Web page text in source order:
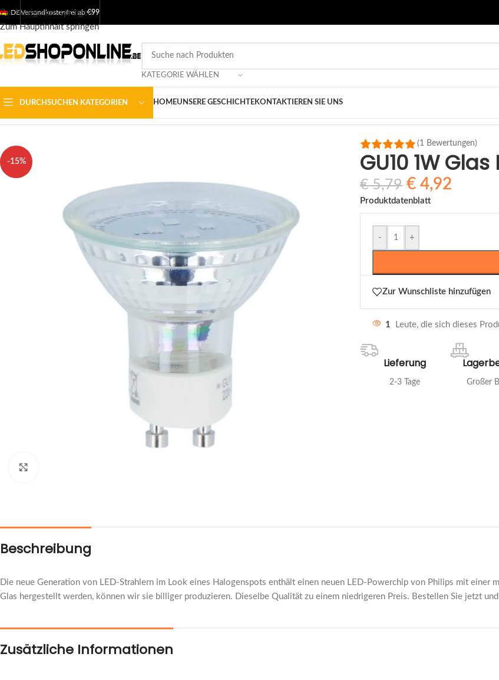
Zur Navigation springen
Zum Hauptinhalt springen
DEVersandkostenfrei ab€99
KATEGORIE WÄHLEN
DURCHSUCHEN KATEGORIEN HOMEUNSERE GESCHICHTEKONTAKTIEREN SIE UNS
-15%
(1 Bewertungen)
GU10 1W
€5,79 € 4,92
Produktdatenblatt
- +
Zur Wunschliste hinzufügen
1 Leute, die sich dieses
Lieferung
2-3 Tage Großer
Beschreibung
Die neue Generation von LED-Strahlern im Look eines Halogenspots enthält einen neuen LED-Powerchip von Philips mit einer
Glas hergestellt werden, können wir sie billiger produzieren. Dieselbe Qualität zu einem niedrigeren Preis. Bestellen Sie jetzt und
Zusätzliche Informationen